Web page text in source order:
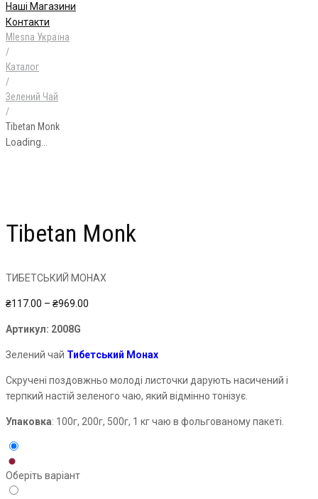
Наші Магазини
Контакти
Mlesna Україна
/
Каталог
/
Зелений Чай
/
Tibetan Monk
Loading...
Tibetan Monk
ТИБЕТСЬКИЙ МОНАХ
₴117.00 – ₴969.00
through
Артикул: 2008G
Зелений чай Тибетський Монах
Скручені поздовжньо молоді листочки дарують насичений і
терпкий настій зеленого чаю, який відмінно тонізує.
Упаковка: 100г, 200г, 500г, 1 кг чаю в фольгованому пакеті.
Оберіть варіант